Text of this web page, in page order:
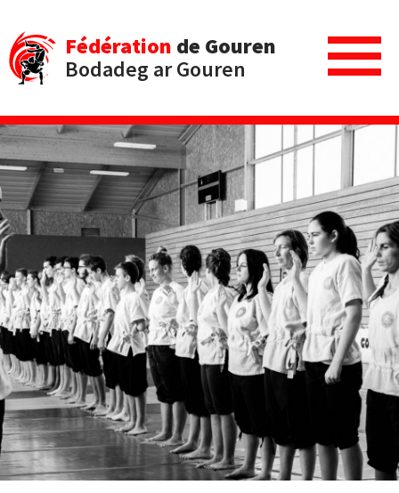
Fédération de Gouren
Bodadeg ar Gouren